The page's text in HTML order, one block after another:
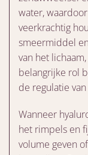
water,
veerkrachtig
smeermiddel
van het
belangrijke rol
de regulatie
Wanneer
het rimpels en
volume geven